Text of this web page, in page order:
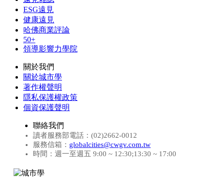
ESG遠見
健康遠見
哈佛商業評論
50+
領導影響力學院
關於我們
關於城市學
著作權聲明
隱私保護權政策
個資保護聲明
聯絡我們
讀者服務部電話：(02)2662-0012
服務信箱： globalcities@cwgv.com.tw
時間：週一至週五 9:00 ~ 12:30;13:30 ~ 17:00